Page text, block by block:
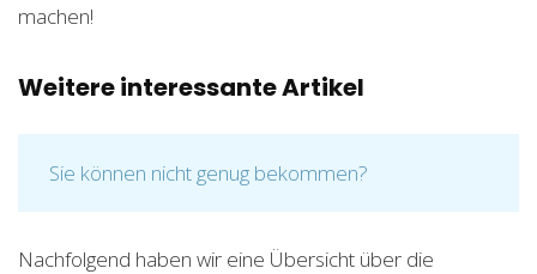
machen!
Weitere interessante Artikel
Sie können nicht genug bekommen?
Nachfolgend haben wir eine Übersicht über die